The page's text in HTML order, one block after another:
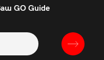
GO Guide